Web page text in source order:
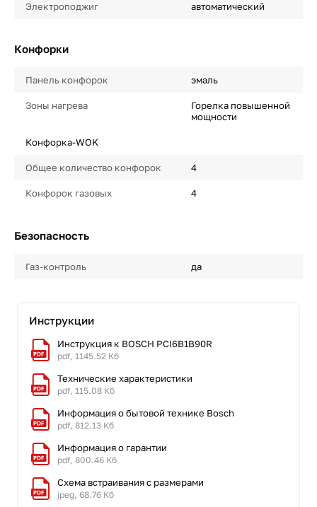
Электроподжиг автоматический
Конфорки
Панель конфорок эмаль
Зоны нагрева
Горелка повышенной
мощности
Конфорка-WOK
Общее количество конфорок 4
Конфорок газовых 4
Безопасность
Газ-контроль да
Инструкции
Инструкция к BOSCH PCI6B1B90R
pdf, 1145.52 Кб
Технические характеристики
pdf, 115.08 Кб
Информация о бытовой технике Bosch
pdf, 812.13 Кб
Информация о гарантии
pdf, 800.46 Кб
Схема встраивания с размерами
jpeg, 68.76 Кб